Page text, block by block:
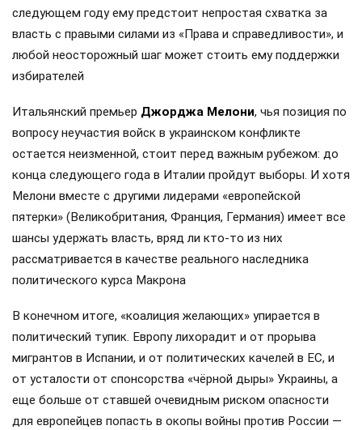
следующем году ему предстоит непростая схватка за
власть с правыми силами из «Права и справедливости», и
любой неосторожный шаг может стоить ему поддержки
избирателей
Итальянский премьер Джорджа Мелони, чья позиция по
вопросу неучастия войск в украинском конфликте
остается неизменной, стоит перед важным рубежом: до
конца следующего года в Италии пройдут выборы. И хотя
Мелони вместе с другими лидерами «европейской
пятерки» (Великобритания, Франция, Германия) имеет все
шансы удержать власть, вряд ли кто-то из них
рассматривается в качестве реального наследника
политического курса Макрона
В конечном итоге, «коалиция желающих» упирается в
политический тупик. Европу лихорадит и от прорыва
мигрантов в Испании, и от политических качелей в ЕС, и
от усталости от спонсорства «чёрной дыры» Украины, а
еще больше от ставшей очевидным риском опасности
для европейцев попасть в окопы войны против России —